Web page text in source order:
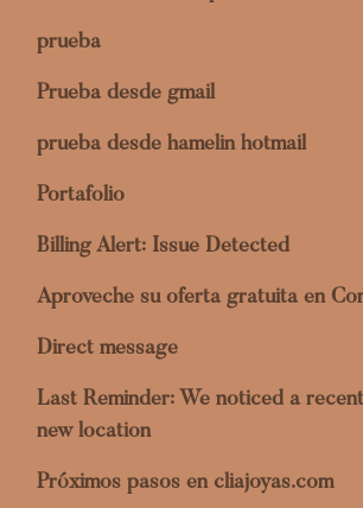
prueba
Prueba desde gmail
prueba desde hamelin hotmail
Portafolio
Billing Alert: Issue Detected
Aproveche su oferta gratuita en
Direct message
Last Reminder: We noticed a
new location
Próximos pasos en cliajoyas.com